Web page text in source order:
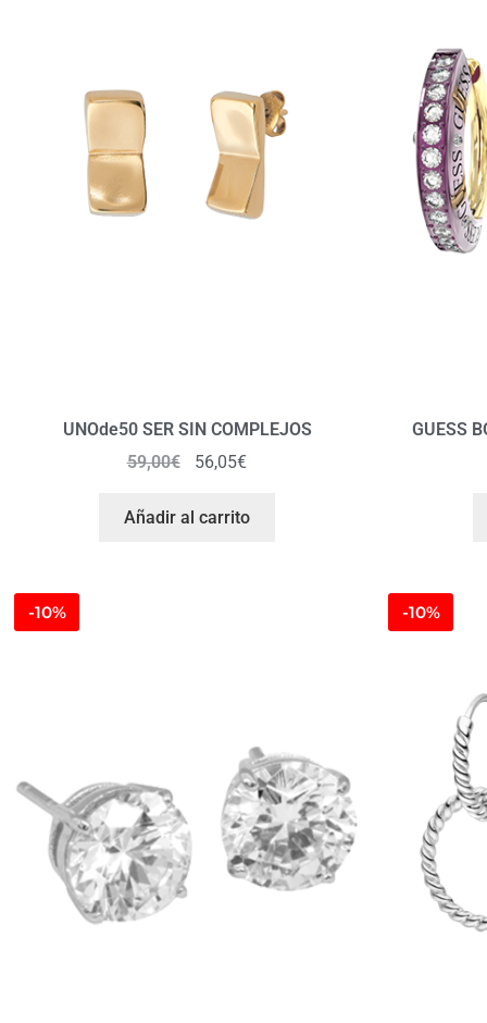
UNOde50 SER SIN COMPLEJOS
59,00€ 56,05€
Añadir al carrito
GUESS
-10% -10%